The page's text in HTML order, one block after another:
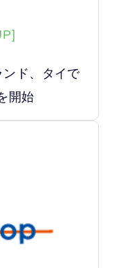
ンド、タイで
開始